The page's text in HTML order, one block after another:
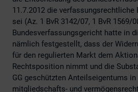
11.7.2012 die verfassungsrechtliche
sei (Az. 1 BvR 3142/07, 1 BvR 1569/
Bundesverfassungsgericht hatte in
nämlich festgestellt, dass der
für den regulierten Markt dem
Rechtsposition nimmt und die
GG geschützten Anteilseigentums in
mitgliedschafts- und